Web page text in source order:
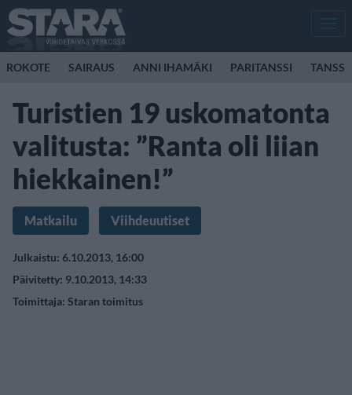
ROKOTE SAIRAUS ANNI IHAMÄKI PARITANSSI TANSSI
Turistien 19 uskomatonta
valitusta: ”Ranta oli liian
hiekkainen!”
Matkailu Viihdeuutiset
Julkaistu: 6.10.2013, 16:00
Päivitetty: 9.10.2013, 14:33
Toimittaja: Staran toimitus